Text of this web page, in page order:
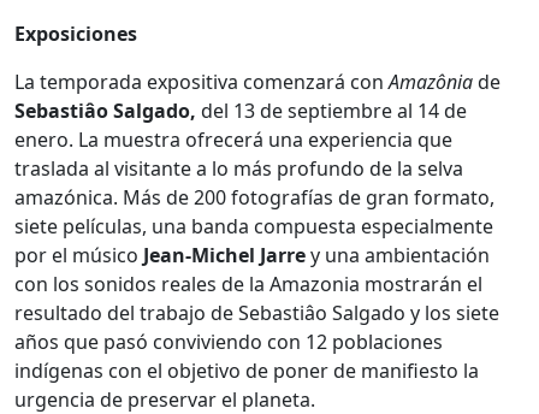
Exposiciones
La temporada expositiva comenzará conAmazôniade
Sebastiâo Salgado, del 13 de septiembre al 14 de
enero. La muestra ofrecerá una experiencia que
traslada al visitante a lo más profundo de la selva
amazónica. Más de 200 fotografías de gran formato,
siete películas, una banda compuesta especialmente
por el músico Jean-Michel Jarrey una ambientación
con los sonidos reales de la Amazonia mostrarán el
resultado del trabajo de Sebastiâo Salgado y los siete
años que pasó conviviendo con 12 poblaciones
indígenas con el objetivo de poner de manifiesto la
urgencia de preservar el planeta.